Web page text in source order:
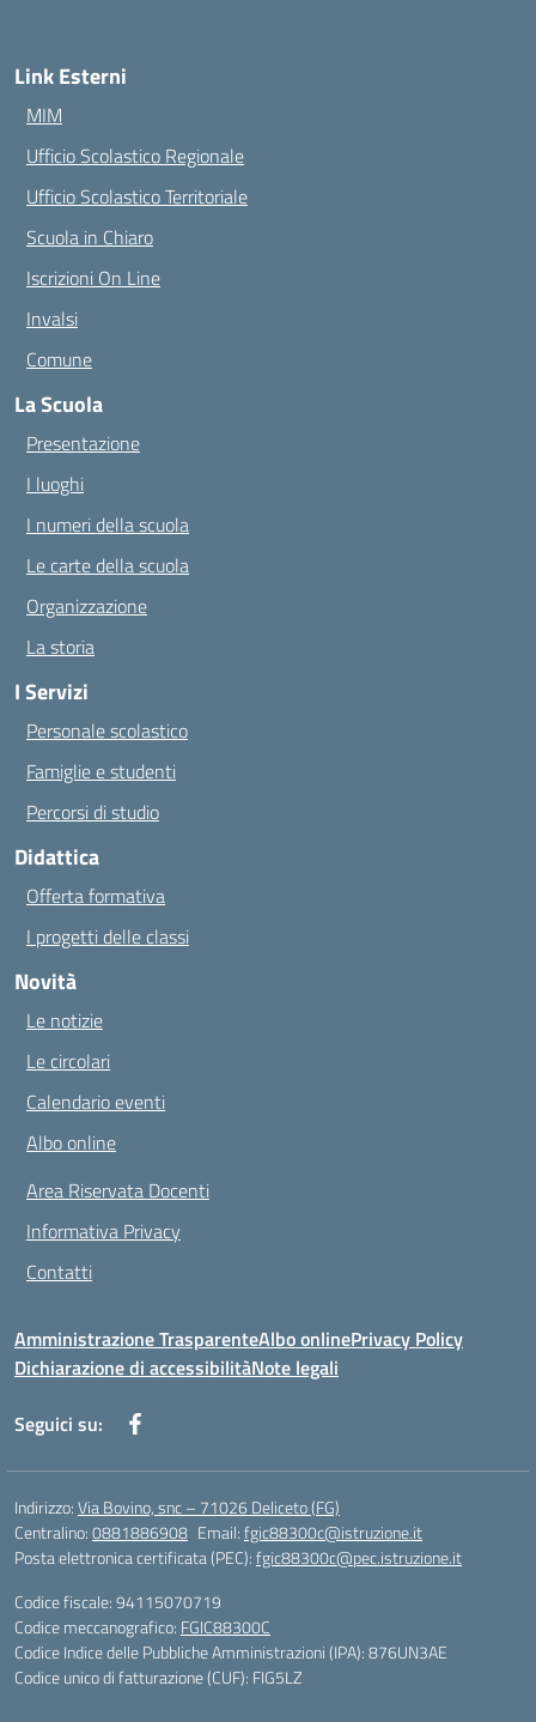
Link Esterni
MIM
Ufficio Scolastico Regionale
Ufficio Scolastico Territoriale
Scuola in Chiaro
Iscrizioni On Line
Invalsi
Comune
La Scuola
Presentazione
I luoghi
I numeri della scuola
Le carte della scuola
Organizzazione
La storia
I Servizi
Personale scolastico
Famiglie e studenti
Percorsi di studio
Didattica
Offerta formativa
I progetti delle classi
Novità
Le notizie
Le circolari
Calendario eventi
Albo online
Area Riservata Docenti
Informativa Privacy
Contatti
Amministrazione TrasparenteAlbo onlinePrivacy Policy
Dichiarazione di accessibilitàNote legali
Seguici su:
Indirizzo:Via Bovino, snc – 71026 Deliceto (FG)
Centralino:0881886908 Email:fgic88300c@istruzione.it
Posta elettronica certificata (PEC):fgic88300c@pec.istruzione.it
Codice fiscale: 94115070719
Codice meccanografico: FGIC88300C
Codice Indice delle Pubbliche Amministrazioni (IPA): 876UN3AE
Codice unico di fatturazione (CUF): FIG5LZ